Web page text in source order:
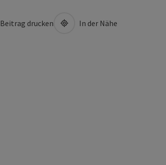
Beitrag drucken In der Nähe